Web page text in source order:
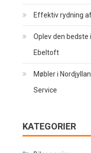
Effektiv rydning
Oplev den
Ebeltoft
Møbler i
Service
KATEGORIER